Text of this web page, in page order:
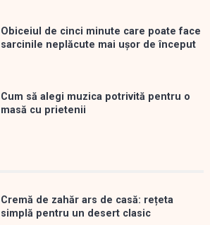
Obiceiul de cinci minute care poate face
sarcinile neplăcute mai ușor de început
Cum să alegi muzica potrivită pentru o
masă cu prietenii
Cremă de zahăr ars de casă: rețeta
simplă pentru un desert clasic